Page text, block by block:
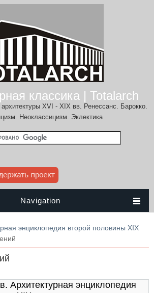
классика | Totalarch
архитектуры XVI - XIX вв. Ренессанс. Барокко.
Неоклассицизм. Эклектика
Navigation
энциклопедия второй половины XIX
Архитектурная энциклопедия